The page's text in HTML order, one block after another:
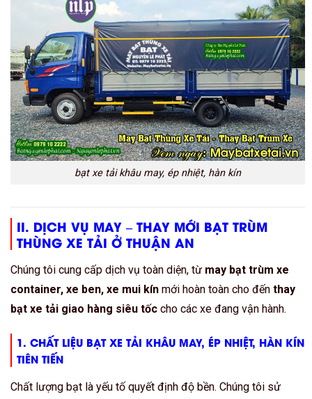
bạt xe tải khâu may, ép nhiệt, hàn kín
II. DỊCH VỤ MAY – THAY MỚI BẠT TRÙM
THÙNG XE TẢI Ở THUẬN AN
Chúng tôi cung cấp dịch vụ toàn diện, từ may bạt trùm xe
container, xe ben, xe mui kín mới hoàn toàn cho đến thay
bạt xe tải giao hàng siêu tốc cho các xe đang vận hành.
1. CHẤT LIỆU BẠT XE TẢI KHÂU MAY, ÉP NHIỆT, HÀN KÍN
TIÊN TIẾN
Chất lượng bạt là yếu tố quyết định độ bền. Chúng tôi sử